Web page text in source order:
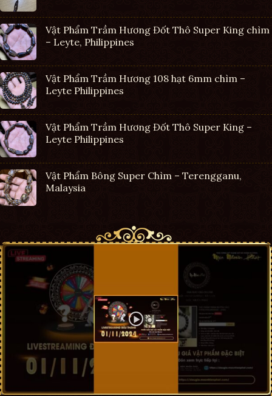
Vật Phẩm Trầm Hương Đốt Thô Super King chìm
– Leyte, Philippines
Vật Phẩm Trầm Hương 108 hạt 6mm chìm –
Leyte Philippines
Vật Phẩm Trầm Hương Đốt Thô Super King –
Leyte Philippines
Vật Phẩm Bông Super Chìm – Terengganu,
Malaysia